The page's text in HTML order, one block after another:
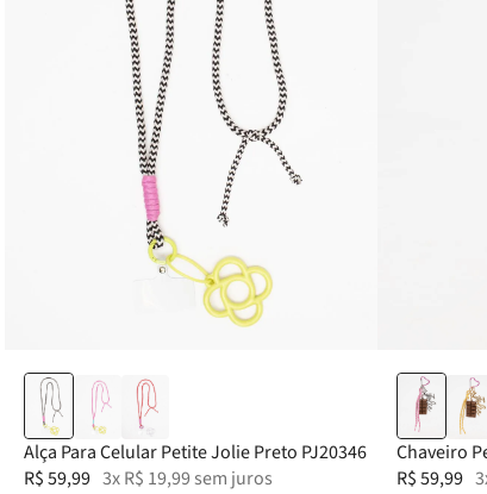
Alça Para Celular Petite Jolie Preto PJ20346
R$59,99 3xR$ 19,99 sem juros
Chaveiro
R$59,99 3